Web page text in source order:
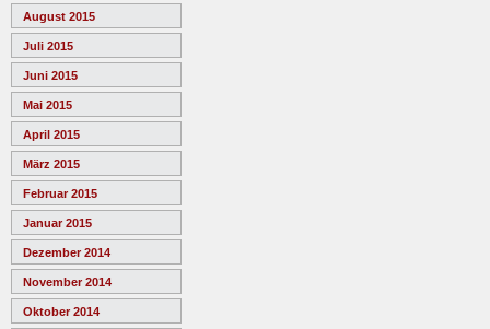
August 2015
Juli 2015
Juni 2015
Mai 2015
April 2015
März 2015
Februar 2015
Januar 2015
Dezember 2014
November 2014
Oktober 2014